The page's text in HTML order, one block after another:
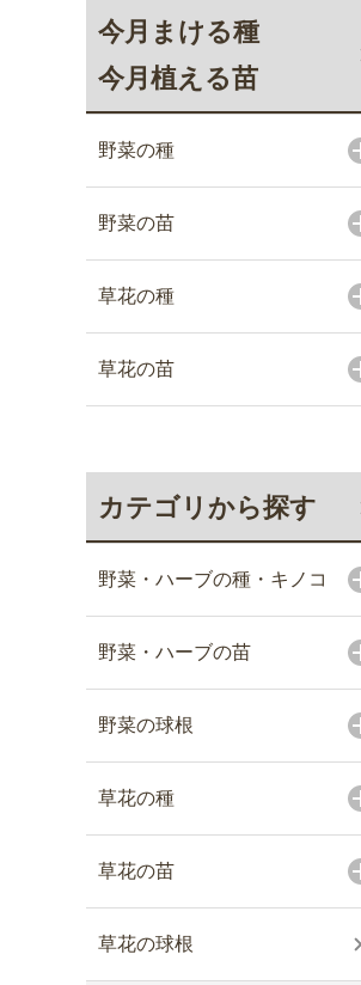
今月まける種
今月植える苗
野菜の種
野菜の苗
草花の種
草花の苗
カテゴリから探す
野菜・ハーブの種・キノコ
野菜・ハーブの苗
野菜の球根
草花の種
草花の苗
草花の球根